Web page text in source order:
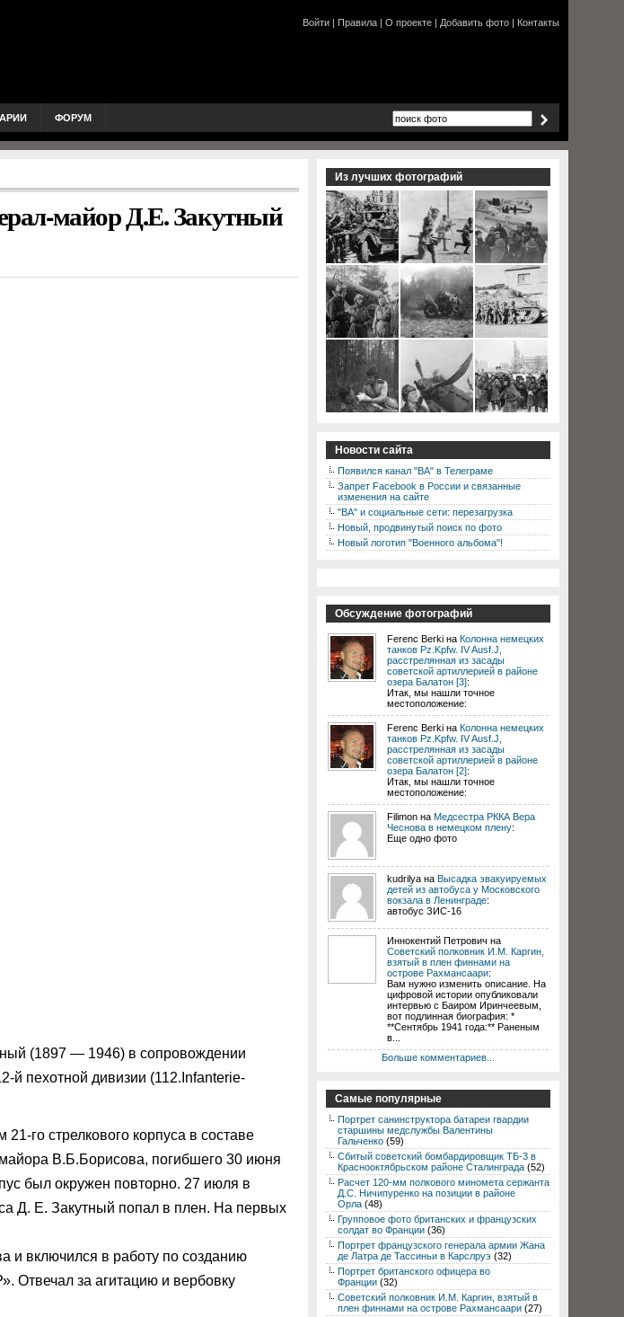
Войти | Правила | О проекте | Добавить фото | Контакты
ФОРУМ
майор Д.Е. Закутный
(1897 — 1946) в сопровождении
й пехотной дивизии (112.Infanterie-
го стрелкового корпуса в составе
В.Б.Борисова, погибшего 30 июня
был окружен повторно. 27 июля в
Д. Е. Закутный попал в плен. На первых
и включился в работу по созданию
Отвечал за агитацию и вербовку
Из лучших фотографий
Новости сайта
Появился канал "ВА" в Телеграме
Запрет Facebook в России и связанные
изменения на сайте
"ВА" и социальные сети: перезагрузка
Новый, продвинутый поиск по фото
Новый логотип "Военного альбома"!
Обсуждение фотографий
Ferenc Berki на Колонна немецких
танков Pz.Kpfw. IV Ausf.J,
расстрелянная из засады
советской артиллерией в районе
озера Балатон [3]:
Итак, мы нашли точное
местоположение:
Ferenc Berki на Колонна немецких
танков Pz.Kpfw. IV Ausf.J,
расстрелянная из засады
советской артиллерией в районе
озера Балатон [2]:
Итак, мы нашли точное
местоположение:
Filimon на Медсестра РККА Вера
Чеснова в немецком плену:
Еще одно фото
kudrilya на Высадка эвакуируемых
детей из автобуса у Московского
вокзала в Ленинграде:
автобус ЗИС-16
Иннокентий Петрович на
Советский полковник И.М. Каргин,
взятый в плен финнами на
острове Рахмансаари:
Вам нужно изменить описание. На
цифровой истории опубликовали
интервью с Баиром Иринчеевым,
вот подлинная биография: *
**Сентябрь 1941 года:** Раненым
в...
Больше комментариев...
Самые популярные
Портрет санинструктора батареи гвардии
старшины медслужбы Валентины
Гальченко (59)
Сбитый советский бомбардировщик ТБ-3 в
Краснооктябрьском районе Сталинграда (52)
Расчет 120-мм полкового миномета сержанта
Д.С. Ничипуренко на позиции в районе
Орла (48)
Групповое фото британских и французских
солдат во Франции (36)
Портрет французского генерала армии Жана
де Латра де Тассиньи в Карслруэ (32)
Портрет британского офицера во
Франции (32)
Советский полковник И.М. Каргин, взятый в
плен финнами на острове Рахмансаари (27)